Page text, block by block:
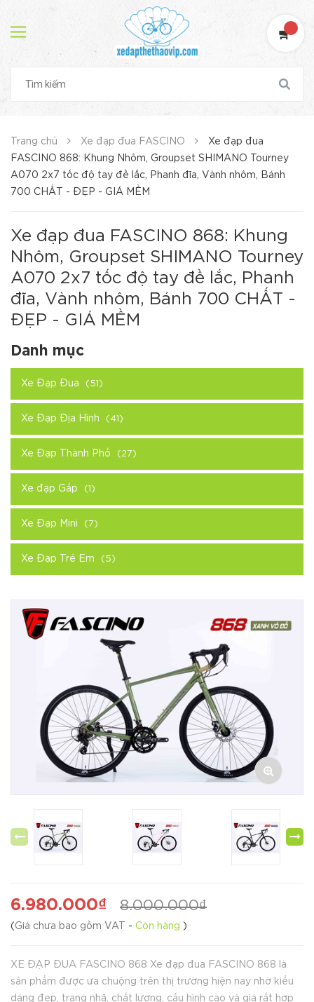
Trang chủ Xe đạp đua FASCINO
Xe đạp đua
FASCINO 868: Khung Nhôm, Groupset SHIMANO Tourney
A070 2x7 tốc độ tay đề lắc, Phanh đĩa, Vành nhôm, Bánh
700 CHẤT - ĐẸP - GIÁ MỀM
Xe đạp đua FASCINO 868: Khung
Nhôm, Groupset SHIMANO Tourney
A070 2x7 tốc độ tay đề lắc, Phanh
đĩa, Vành nhôm, Bánh 700 CHẤT -
ĐẸP - GIÁ MỀM
Danh mục
Xe Đạp Đua (51)
Xe Đạp Địa Hình (41)
Xe Đạp Thành Phố (27)
Xe đạp Gấp (1)
Xe Đạp Mini (7)
Xe Đạp Trẻ Em (5)
6.980.000₫ 8.000.000₫
( Giá chưa bao gồm VAT - Còn hàng )
XE ĐẠP ĐUA FASCINO 868 Xe đạp đua FASCINO 868 là
sản phẩm được ưa chuộng trên thị trường hiện nay nhờ kiểu
dáng đẹp, trang nhã, chất lượng, cấu hình cao và giá rất hợp